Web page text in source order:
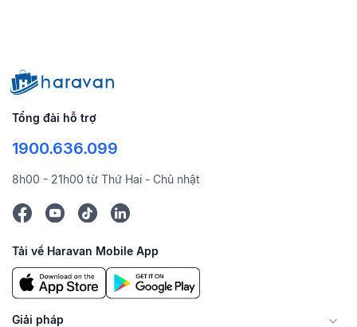
Tổng đài hỗ trợ
1900.636.099
8h00 - 21h00 từ Thứ Hai - Chủ nhật
Tải về Haravan Mobile App
Giải pháp